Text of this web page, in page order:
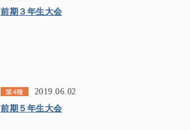
前期３年生大会
第4種
2019.06.02
前期５年生大会